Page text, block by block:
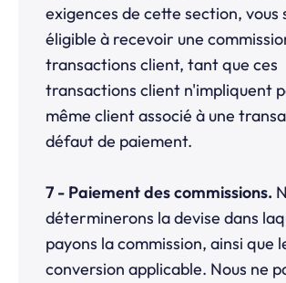
exigences de cette section, vous
éligible à recevoir une
transactions client, tant que ces
transactions client n'impliquent
même client associé à une
défaut de paiement.
7 - Paiement des commissions.
déterminerons la devise dans
payons la commission, ainsi que
conversion applicable. Nous ne